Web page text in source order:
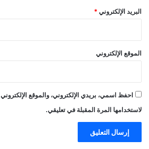
البريد الإلكتروني *
الموقع الإلكتروني
احفظ اسمي، بريدي الإلكتروني، والموقع
لاستخدامها المرة المقبلة في تعليقي.